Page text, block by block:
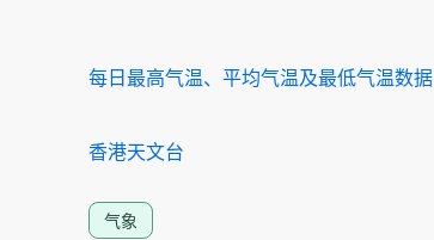
每日最高气温、平均气温及最低气温数据
香港天文台
气象